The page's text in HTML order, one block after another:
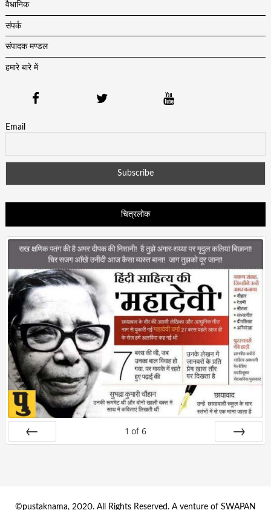
वैधानिक
संपर्क
संपादक मण्डल
हमारे बारे में
Email
चित्रलोक
1 of 6
©pustaknama, 2020. All Rights Reserved. A venture of SWAPAN